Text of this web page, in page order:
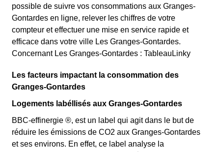
possible de suivre vos consommations aux Granges-
Gontardes en ligne, relever les chiffres de votre
compteur et effectuer une mise en service rapide et
efficace dans votre ville Les Granges-Gontardes.
Concernant Les Granges-Gontardes : TableauLinky
Les facteurs impactant la consommation des
Granges-Gontardes
Logements labéllisés aux Granges-Gontardes
BBC-effinergie ®, est un label qui agit dans le but de
réduire les émissions de CO2 aux Granges-Gontardes
et ses environs. En effet, ce label analyse la